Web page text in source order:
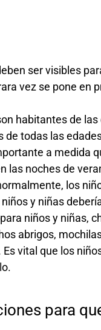
ser visibles
vez se pone en
habitantes de
de todas las
a medida
las noches de
los
niños y niñas
niños y niñas,
abrigos,
vital que los
para